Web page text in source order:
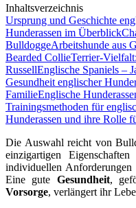
Inhaltsverzeichnis
Ursprung und Geschichte
Hunderassen im Überblick
BulldoggeArbeitshunde aus
Bearded CollieTerrier-
RussellEnglische Spaniels –
Gesundheit englischer
FamilieEnglische
Trainingsmethoden für
Hunderassen und ihre Rolle
Die Auswahl reicht von
einzigartigen
individuellen Anforderungen
Eine gute Gesundheit,
Vorsorge, verlängert ihr